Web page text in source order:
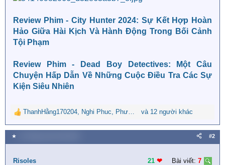
Review Phim - City Hunter 2024: Sự Kết Hợp Hoàn
Hảo Giữa Hài Kịch Và Hành Động Trong Bối Cảnh
Tội Phạm
Review Phim - Dead Boy Detectives: Một Câu
Chuyện Hấp Dẫn Về Những Cuộc Điều Tra Các Sự
Kiện Siêu Nhiên
R
e
a
c
i
ThanhHằng170204 Nghi Phuc Phượng Chiếu Ngọc và 12 người khác
★ #2
Risoles 21 ❤︎ Bài viết: 7